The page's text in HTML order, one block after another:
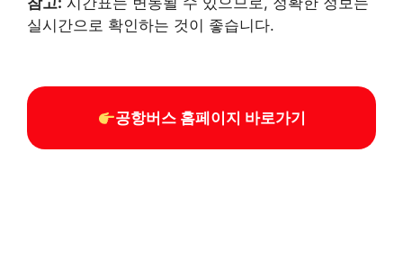
실시간으로 확인하는 것이 좋습니다.
공항버스 홈페이지 바로가기